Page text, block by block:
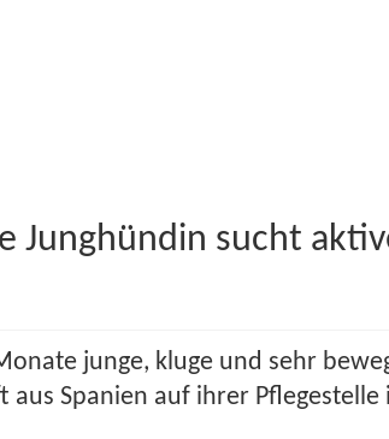
Junghündin sucht
junge, kluge und sehr
Spanien auf ihrer Pflegestelle